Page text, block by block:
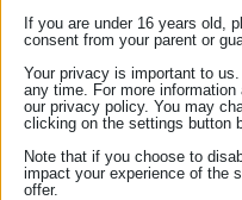
ΛΟΓΟΤΥΠΟ Σ.Σ.Ε.Ν Download
Κυρίες και κύριοι
προς ενημέρωσή σας,
συμβολαιογράφοι που
If you are under 16 years old,
consent from your parent or
Your privacy is important to
any time. For more
our privacy policy. You may
clicking on the settings button
Note that if you choose to
impact your experience of the
offer.